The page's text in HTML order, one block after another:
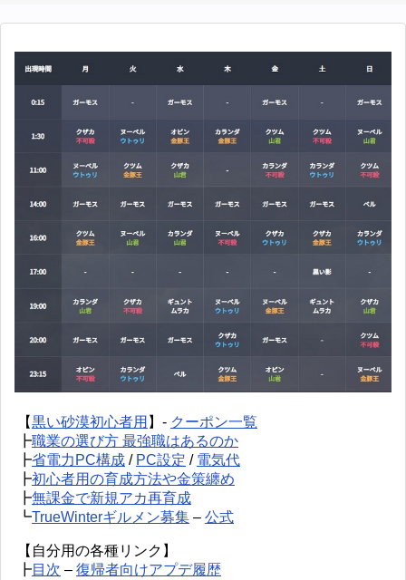
【黒い砂漠初心者用 】- クーポン一覧
┣職業の選び方 最強職はあるのか
┣省電力PC構成 / PC設定 / 電気代
┣初心者用の育成方法や金策纏め
┣無課金で新規アカ再育成
┗TrueWinterギルメン募集 – 公式
【自分用の各種リンク】
┣目次 – 復帰者向けアプデ履歴